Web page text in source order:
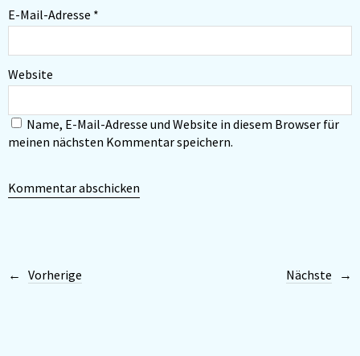
E-Mail-Adresse *
Website
Name, E-Mail-Adresse und Website in diesem Browser für
meinen nächsten Kommentar speichern.
Vorherige Nächste